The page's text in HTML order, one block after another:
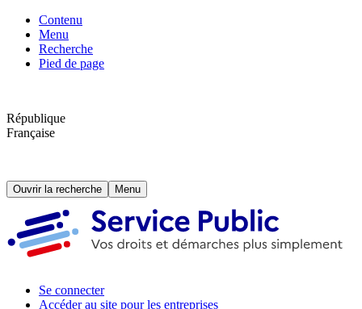
Contenu
Menu
Recherche
Pied de page
République
Française
Ouvrir la recherche Menu
Se connecter
Accéder au site pour les entreprises